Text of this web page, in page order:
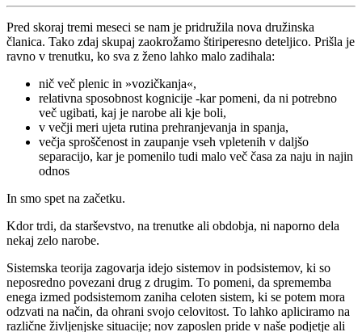
Pred skoraj tremi meseci se nam je pridružila nova družinska
članica. Tako zdaj skupaj zaokrožamo štiriperesno deteljico. Prišla je
ravno v trenutku, ko sva z ženo lahko malo zadihala:
nič več plenic in »vozičkanja«,
relativna sposobnost kognicije -kar pomeni, da ni potrebno
več ugibati, kaj je narobe ali kje boli,
v večji meri ujeta rutina prehranjevanja in spanja,
večja sproščenost in zaupanje vseh vpletenih v daljšo
separacijo, kar je pomenilo tudi malo več časa za naju in najin
odnos
In smo spet na začetku.
Kdor trdi, da starševstvo, na trenutke ali obdobja, ni naporno dela
nekaj zelo narobe.
Sistemska teorija zagovarja idejo sistemov in podsistemov, ki so
neposredno povezani drug z drugim. To pomeni, da sprememba
enega izmed podsistemom zaniha celoten sistem, ki se potem mora
odzvati na način, da ohrani svojo celovitost. To lahko apliciramo na
različne življenjske situacije; nov zaposlen pride v naše podjetje ali